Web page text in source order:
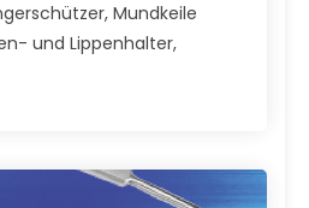
Mundkeile
und Lippenhalter,